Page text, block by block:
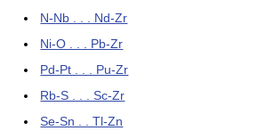
N-Nb . . . Nd-Zr
Ni-O . . . Pb-Zr
Pd-Pt . . . Pu-Zr
Rb-S . . . Sc-Zr
Se-Sn . . Tl-Zn